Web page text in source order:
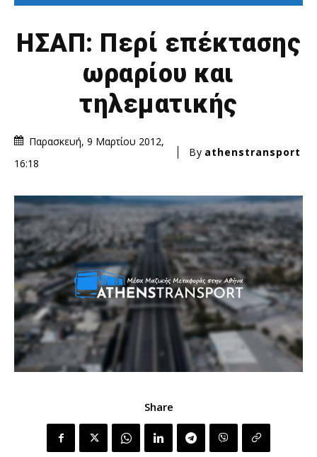
ΗΣΑΠ: Περί επέκτασης
ωραρίου και
τηλεματικής
Παρασκευή, 9 Μαρτίου 2012,
16:18
By athenstransport
Share